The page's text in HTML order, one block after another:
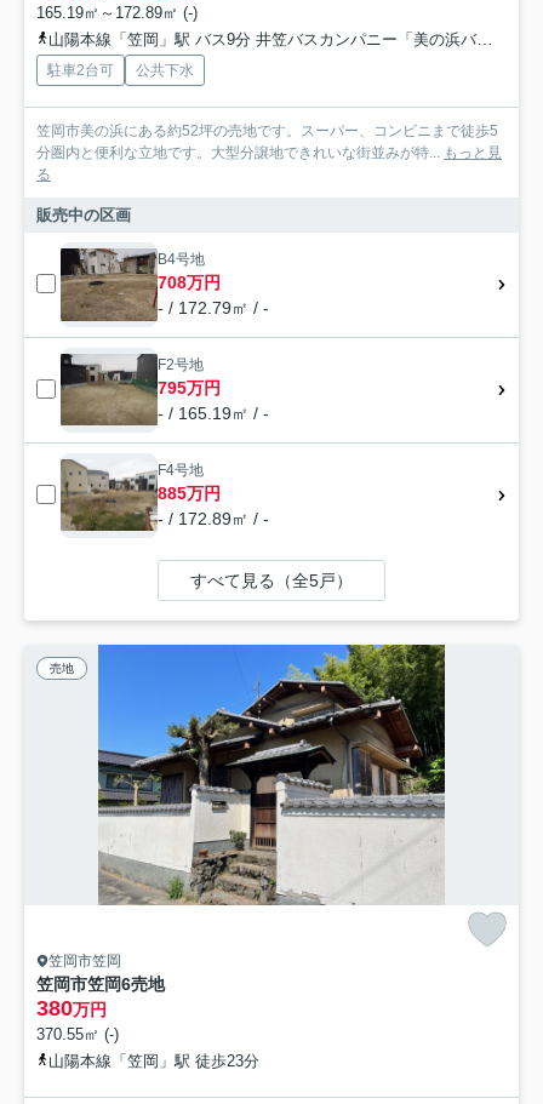
165.19㎡～172.89㎡ (-)
山陽本線「笠岡」駅 バス9分 井笠バスカンパニー「美の浜バスターミナル」 停歩3分
駐車2台可 公共下水
笠岡市美の浜にある約52坪の売地です。スーパー、コンビニまで徒歩5
分圏内と便利な立地です。大型分譲地できれいな街並みが特...
もっと見
る
販売中の区画
B4号地
708万円
- / 172.79㎡ / -
F2号地
795万円
- / 165.19㎡ / -
F4号地
885万円
- / 172.89㎡ / -
すべて見る（全5戸）
売地
笠岡市笠岡
笠岡市笠岡6売地
380万円
370.55㎡ (-)
山陽本線「笠岡」駅 徒歩23分